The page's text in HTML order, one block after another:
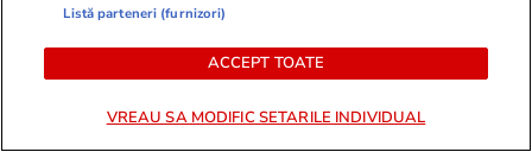
Cum coci vinetele la bloc, fără
Listă parteneri (furnizori)
ACCEPT TOATE
VREAU SA MODIFIC SETARILE INDIVIDUAL